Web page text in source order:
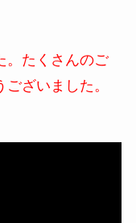
。たくさんのご
ざいました。